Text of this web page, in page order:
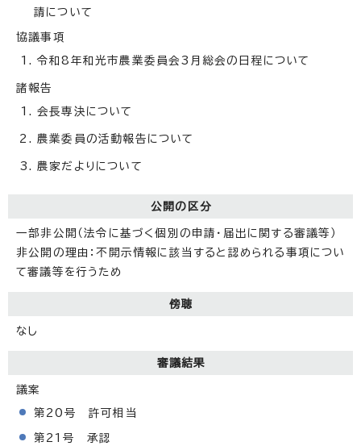
請について
協議事項
令和8年和光市農業委員会3月総会の日程について
諸報告
会長専決について
農業委員の活動報告について
農家だよりについて
公開の区分
一部非公開（法令に基づく個別の申請・届出に関する審議等）
非公開の理由：不開示情報に該当すると認められる事項につい
て審議等を行うため
傍聴
なし
審議結果
議案
第20号 許可相当
第21号 承認